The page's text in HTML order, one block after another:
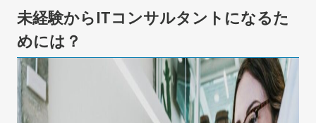
未経験からITコンサルタントになるた
めには？